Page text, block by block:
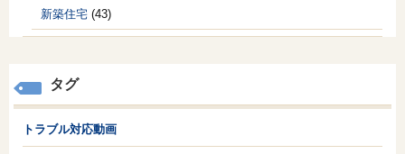
新築住宅 (43)
タグ
トラブル対応動画